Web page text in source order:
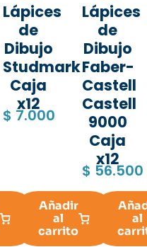
Lápices
de
Dibujo
Studmark
Caja
x12
$ 7.000
Añadir
al
carrito
Lápices
de
Dibujo
Faber-
Castell
Castell
9000
Caja
x12
$ 56.500
al